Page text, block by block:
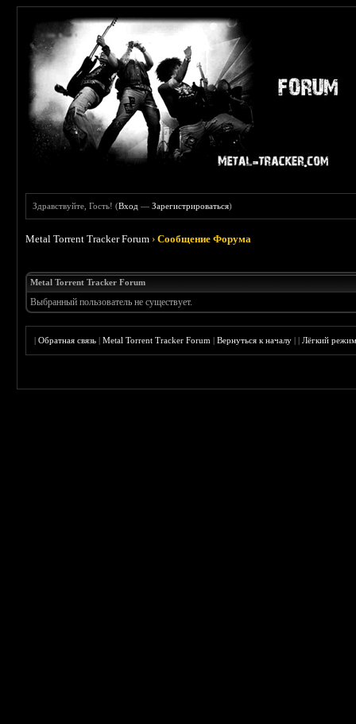
Здравствуйте, Гость! (Вход —Зарегистрироваться)
Metal Torrent Tracker Forum ›Сообщение Форума
Metal Torrent Tracker Forum
Выбранный пользователь не существует.
|Обратная связь |Metal Torrent Tracker Forum |Вернуться к началу ||Лёгкий